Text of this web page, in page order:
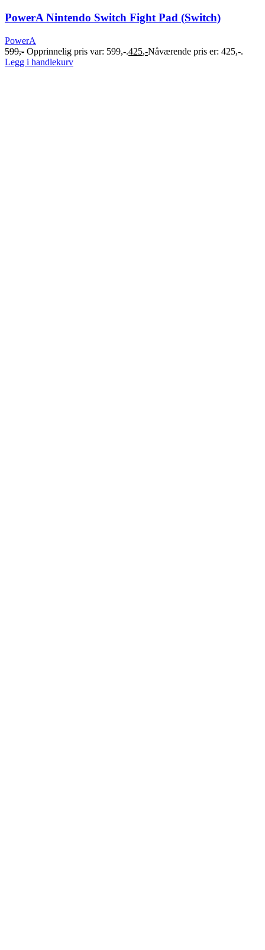
PowerA Nintendo Switch Fight Pad (Switch)
PowerA
599,- Opprinnelig pris var: 599,-.425,-Nåværende pris er: 425,-.
Legg i handlekurv